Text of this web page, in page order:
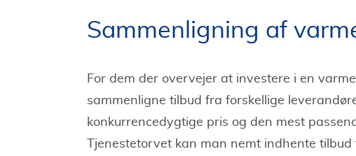
Sammenligning af
For dem der overvejer at investere i en
sammenligne tilbud fra forskellige
konkurrencedygtige pris og den mest
Tjenestetorvet kan man nemt indhente